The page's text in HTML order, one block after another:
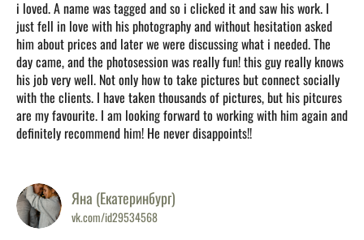
i loved. A name was tagged and so i clicked it and saw his work. I
just fell in love with his photography and without hesitation asked
him about prices and later we were discussing what i needed. The
day came, and the photosession was really fun! this guy really knows
his job very well. Not only how to take pictures but connect socially
with the clients. I have taken thousands of pictures, but his pitcures
are my favourite. I am looking forward to working with him again and
definitely recommend him! He never disappoints!!
Яна (Екатеринбург)
vk.com/id29534568